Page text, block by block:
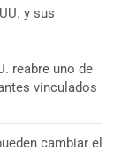
y sus
reabre uno de
vinculados
cambiar el